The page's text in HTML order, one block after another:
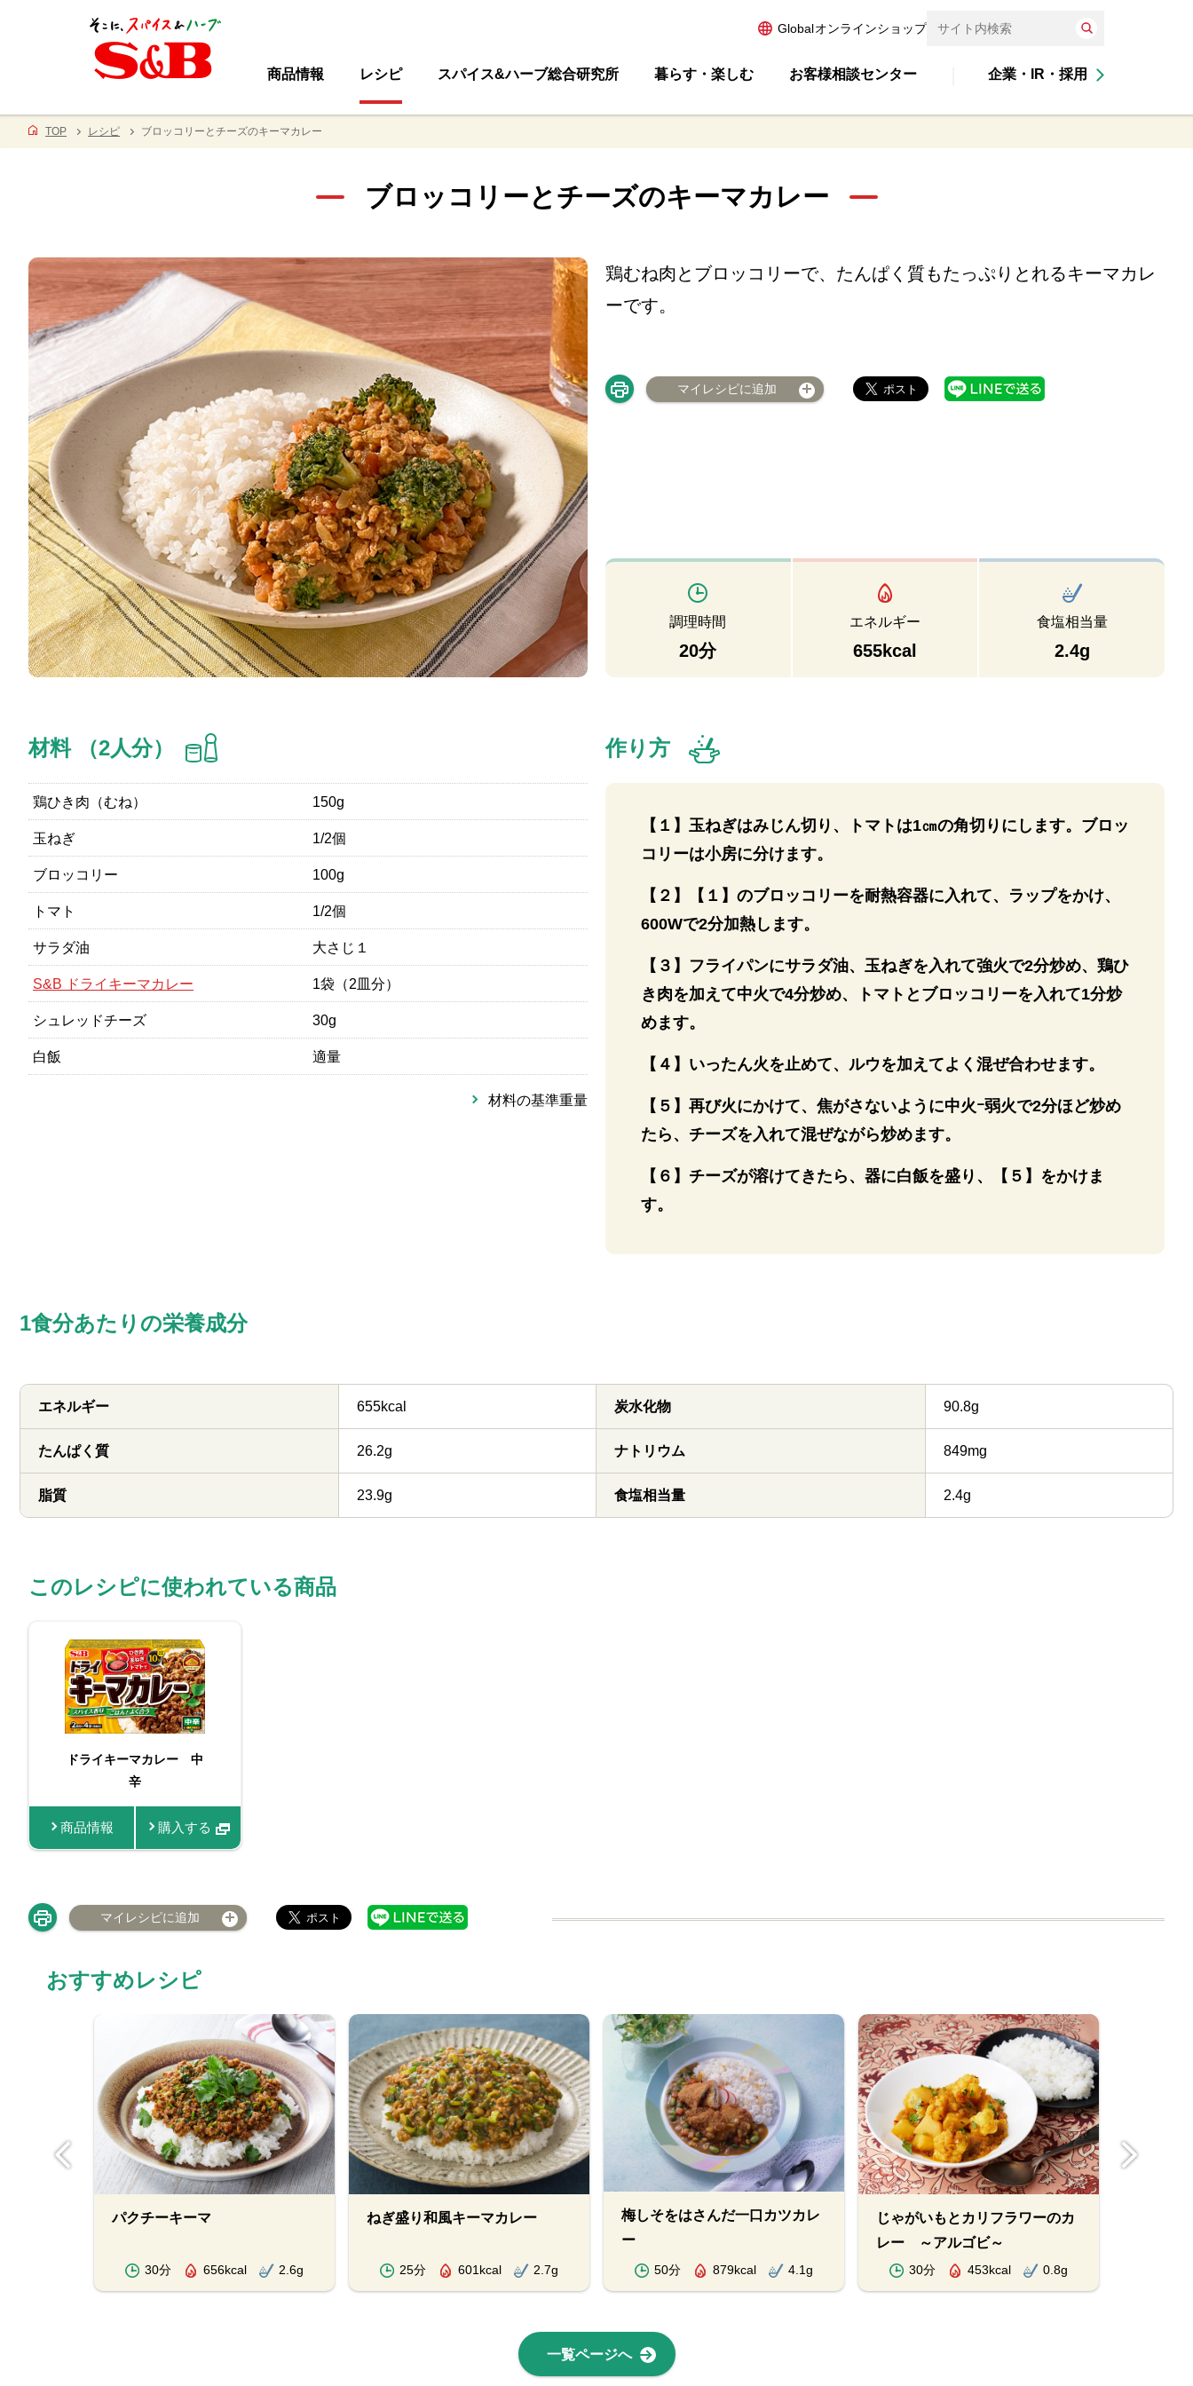
Globalオンラインショップ
商品情報 レシピ スパイス&ハーブ総合研究所 暮らす・楽しむ お客様相談センター 企業・IR・採用
TOP レシピ ブロッコリーとチーズのキーマカレー
ブロッコリーとチーズのキーマカレー
鶏むね肉とブロッコリーで、たんぱく質もたっぷりとれるキーマカレ
ーです。
マイレシピに追加
調理時間
20分
エネルギー
655kcal
食塩相当量
2.4g
材料 （2人分）
鶏ひき肉（むね） 150g
玉ねぎ 1/2個
ブロッコリー 100g
トマト 1/2個
サラダ油 大さじ１
S&B ドライキーマカレー 1袋（2皿分）
シュレッドチーズ 30g
白飯 適量
材料の基準重量
作り方
【１】玉ねぎはみじん切り、トマトは1㎝の角切りにします。ブロッ
コリーは小房に分けます。
【２】【１】のブロッコリーを耐熱容器に入れて、ラップをかけ、
600Wで2分加熱します。
【３】フライパンにサラダ油、玉ねぎを入れて強火で2分炒め、鶏ひ
き肉を加えて中火で4分炒め、トマトとブロッコリーを入れて1分炒
めます。
【４】いったん火を止めて、ルウを加えてよく混ぜ合わせます。
【５】再び火にかけて、焦がさないように中火ｰ弱火で2分ほど炒め
たら、チーズを入れて混ぜながら炒めます。
【６】チーズが溶けてきたら、器に白飯を盛り、【５】をかけま
す。
1食分あたりの栄養成分
エネルギー 655kcal
たんぱく質 26.2g
脂質 23.9g
炭水化物 90.8g
ナトリウム 849mg
食塩相当量 2.4g
このレシピに使われている商品
ドライキーマカレー 中
辛
商品情報 購入する
マイレシピに追加
おすすめレシピ
パクチーキーマ
30分 656kcal 2.6g
ねぎ盛り和風キーマカレー
25分 601kcal 2.7g
梅しそをはさんだ一口カツカレ
ー
50分 879kcal 4.1g
じゃがいもとカリフラワーのカ
レー ～アルゴビ～
30分 453kcal 0.8g
一覧ページへ